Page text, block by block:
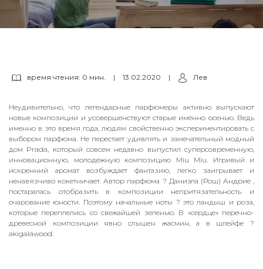
время чтения: 0 мин. | 13.02.2020 | Лев
Неудивительно, что легендарные парфюмеры активно выпускают
новые композиции и усовершенствуют старые именно осенью. Ведь
именно в это время года, людям свойственно экспериментировать с
выбором парфюма. Не перестает удивлять и замечательный модный
дом Prada, который совсем недавно выпустил суперсовременную,
инновационную, молодежную композицию Miu Miu. Игривый и
искренний аромат возбуждает фантазию, легко заигрывает и
ненавязчиво кокетничает. Автор парфюма ? Даниэла (Рош) Андрие ,
постаралась отобразить в композиции непритязательность и
очарование юности. Поэтому начальные ноты ? это ландыш и роза,
которые переплелись со свежайшей зеленью. В «сердце» перечно-
древесной композиции явно слышен жасмин, а в шлейфе ?
akigalawood.